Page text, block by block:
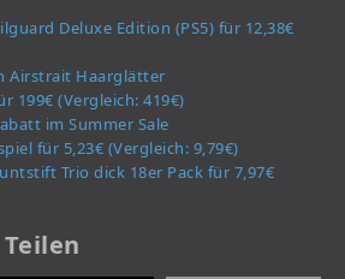
Deluxe Edition (PS5) für 12,38€
Airstrait Haarglätter
199€ (Vergleich: 419€)
im Summer Sale
für 5,23€ (Vergleich: 9,79€)
Trio dick 18er Pack für 7,97€